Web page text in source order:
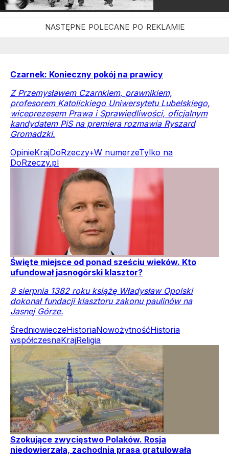
Czarnek: Konieczny pokój na prawicy
Z Przemysławem Czarnkiem, prawnikiem,
profesorem Katolickiego Uniwersytetu Lubelskiego,
wiceprezesem Prawa i Sprawiedliwości, oficjalnym
kandydatem PiS na premiera rozmawia Ryszard
Gromadzki.
OpinieKrajDoRzeczy+W numerzeTylko na
DoRzeczy.pl
Święte miejsce od ponad sześciu wieków. Kto
ufundował jasnogórski klasztor?
9 sierpnia 1382 roku książę Władysław Opolski
dokonał fundacji klasztoru zakonu paulinów na
Jasnej Górze.
ŚredniowieczeHistoriaNowożytnośćHistoria
współczesnaKrajReligia
Szokujące zwycięstwo Polaków. Rosja
niedowierzała, zachodnia prasa gratulowała